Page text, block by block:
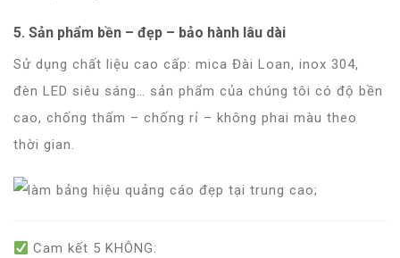
5. Sản phẩm bền – đẹp – bảo hành lâu dài
Sử dụng chất liệu cao cấp: mica Đài Loan, inox 304,
đèn LED siêu sáng… sản phẩm của chúng tôi có độ bền
cao, chống thấm – chống rỉ – không phai màu theo
thời gian.
Cam kết 5 KHÔNG: